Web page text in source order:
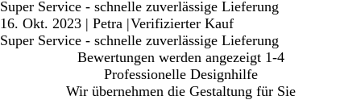
Super Service - schnelle zuverlässige Lieferung
16. Okt. 2023 | Petra |Verifizierter Kauf
Super Service - schnelle zuverlässige Lieferung
Bewertungen werden angezeigt 1-4
Professionelle Designhilfe
Wir übernehmen die Gestaltung für Sie